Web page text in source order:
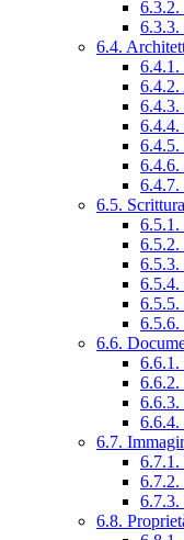
6.3.2.
6.3.3.
6.4.
6.4.1.
6.4.2.
6.4.3.
6.4.4.
6.4.5.
6.4.6.
6.4.7.
6.5.
6.5.1.
6.5.2.
6.5.3.
6.5.4.
6.5.5.
6.5.6.
6.6.
6.6.1.
6.6.2.
6.6.3.
6.6.4.
6.7.
6.7.1.
6.7.2.
6.7.3.
6.8.